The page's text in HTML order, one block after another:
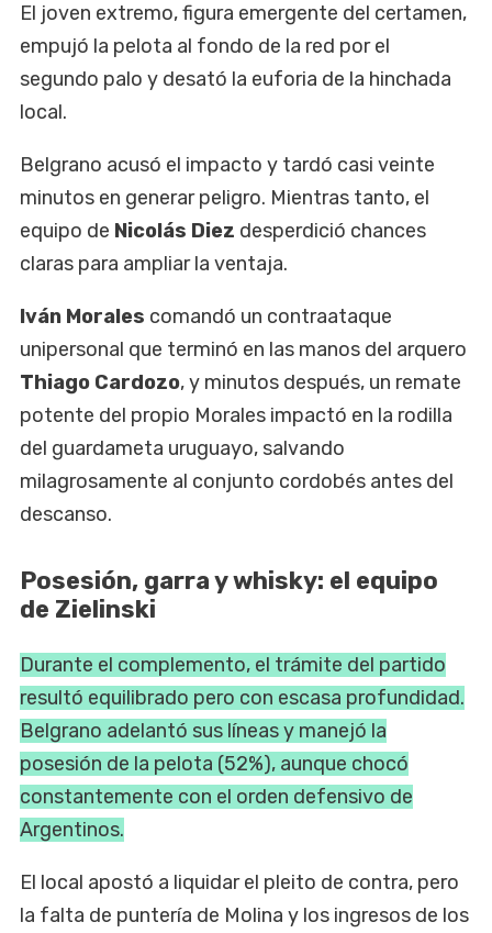
El joven extremo, figura emergente del certamen,
empujó la pelota al fondo de la red por el
segundo palo y desató la euforia de la hinchada
local.
Belgrano acusó el impacto y tardó casi veinte
minutos en generar peligro. Mientras tanto, el
equipo de Nicolás Diez desperdició chances
claras para ampliar la ventaja.
Iván Morales comandó un contraataque
unipersonal que terminó en las manos del arquero
Thiago Cardozo, y minutos después, un remate
potente del propio Morales impactó en la rodilla
del guardameta uruguayo, salvando
milagrosamente al conjunto cordobés antes del
descanso.
Posesión, garra y whisky: el equipo
de Zielinski
Durante el complemento, el trámite del partido
resultó equilibrado pero con escasa profundidad.
Belgrano adelantó sus líneas y manejó la
posesión de la pelota (52%), aunque chocó
constantemente con el orden defensivo de
Argentinos.
El local apostó a liquidar el pleito de contra, pero
la falta de puntería de Molina y los ingresos de los